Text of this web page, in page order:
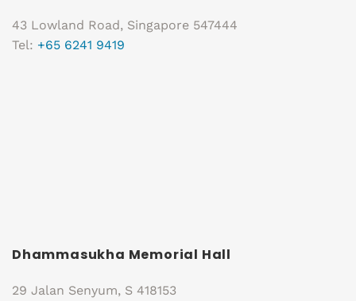
43 Lowland Road, Singapore 547444
Tel: +65 6241 9419
Dhammasukha Memorial Hall
29 Jalan Senyum, S 418153